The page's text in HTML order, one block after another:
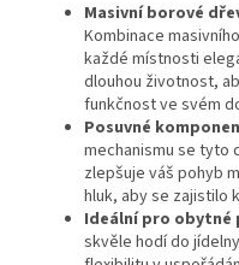
Masivní borové
Kombinace
každé místnosti
dlouhou životnost,
funkčnost ve svém
Posuvné
mechanismu se tyto
zlepšuje váš pohyb
hluk, aby se zajistilo
Ideální pro
skvěle hodí do